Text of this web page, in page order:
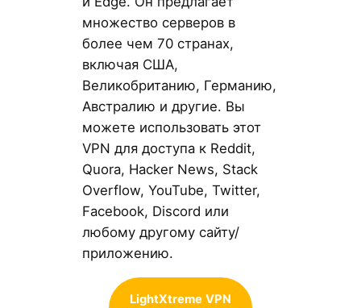
множество серверов в
более чем 70 странах,
включая США,
Великобританию, Германию,
Австралию и другие. Вы
можете использовать этот
VPN для доступа к Reddit,
Quora, Hacker News, Stack
Overflow, YouTube, Twitter,
Facebook, Discord или
любому другому сайту/
приложению.
LightXtreme VPN